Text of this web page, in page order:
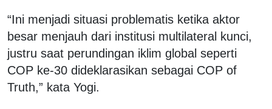
“Ini menjadi situasi problematis ketika aktor
besar menjauh dari institusi multilateral kunci,
justru saat perundingan iklim global seperti
COP ke-30 dideklarasikan sebagai COP of
Truth,” kata Yogi.